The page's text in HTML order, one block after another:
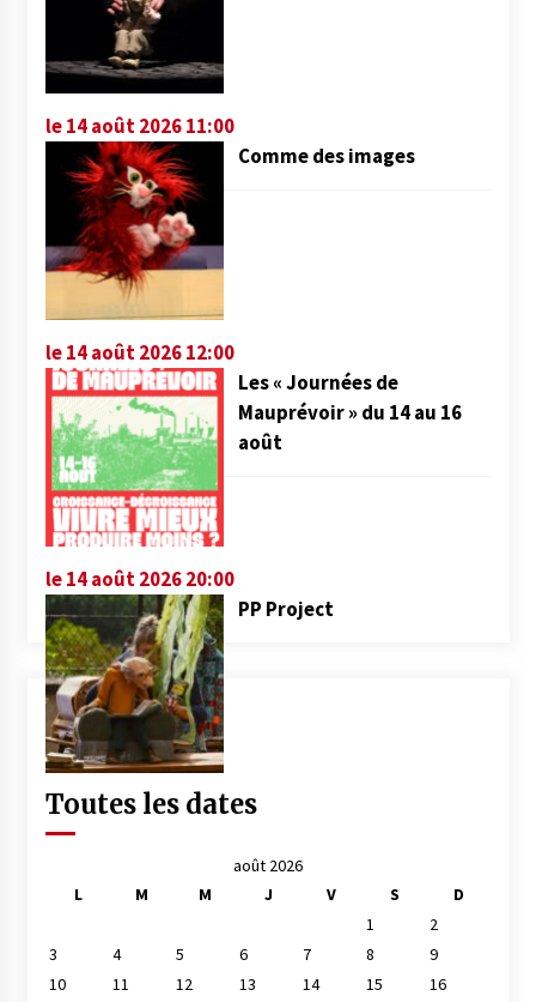
le 14 août 2026 11:00
Comme des images
le 14 août 2026 12:00
Les « Journées de
Mauprévoir » du 14 au 16
août
le 14 août 2026 20:00
PP Project
Toutes les dates
août 2026
L
M M J V S
D
1
2
3
4 5 6 7 8
9
10
11 12 13 14 15
16